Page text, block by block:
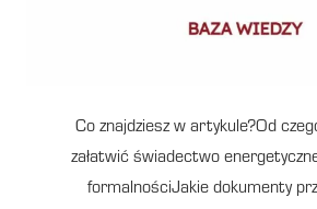
Co znajdziesz w artykule?Od
załatwić świadectwo
formalnościJakie dokumenty